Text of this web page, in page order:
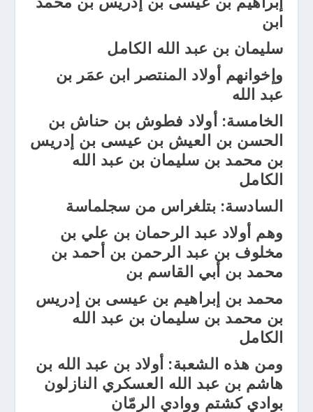
ابن
سليمان بن عبد الله الكامل
وإخوانهم أولاد المنتصر ابن عمَر بن
عبد الله
الخامسة: أولاد فطوش بن حناش بن
الحسن بن العيش بن عيسى بن إدريس
بن محمد بن سليمان بن عبد الله
الكامل
السادسة: بتلغراس من سجلماسة
وهم أولاد عبد الرحمان بن علي بن
مخلوف بن عبد الرحمن بن أحمد بن
محمد بن أبي القاسم بن
محمد بن إبراهيم بن عيسى بن إدريس
بن محمد بن سليمان بن عبد الله
الكامل
ومن هذه الشعبة: أولاد بن عبد الله بن
هاشم بن عبد الله العسكري النازلون
بوادي كشتم ووادي الرمّان